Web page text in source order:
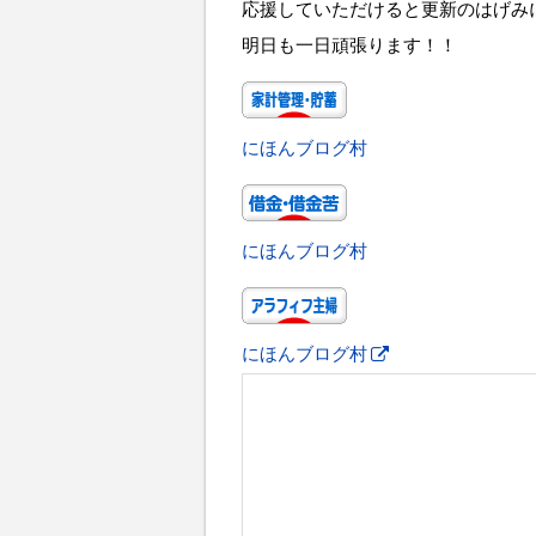
応援していただけると更新のはげみ
明日も一日頑張ります！！
にほんブログ村
にほんブログ村
にほんブログ村